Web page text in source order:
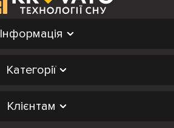
Інформація
Категорії
Клієнтам